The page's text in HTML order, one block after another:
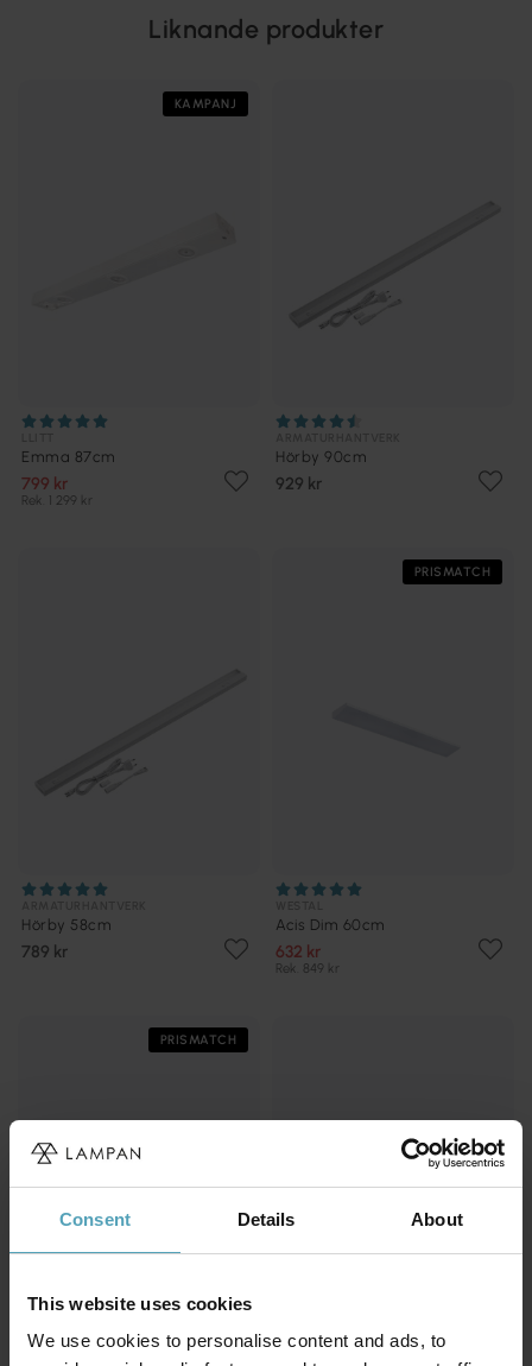
Consent Details About
This website uses cookies
We use cookies to personalise content and ads, to
Liknande produkter
KAMPANJ
Emma 87cm
799 kr
Rek. 1 299 kr
Hörby 90cm
929 kr
Hörby 58cm
789 kr
PRISMATCH
Acis Dim 60cm
632 kr
Rek. 849 kr
PRISMATCH